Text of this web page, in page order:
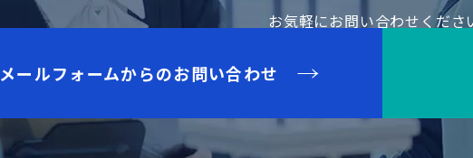
お気軽にお問い合わせくださ
メールフォームからのお問い合わせ